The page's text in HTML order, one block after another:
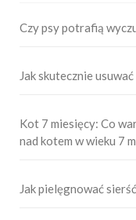
Czy psy potrafią
Jak skutecznie
Kot 7 miesięcy: Co
nad kotem w wieku 7
Jak pielęgnować